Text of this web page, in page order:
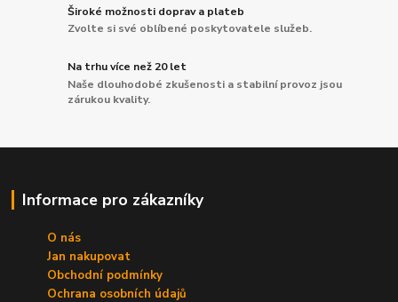
Široké možnosti doprav a plateb
Zvolte si své oblíbené poskytovatele služeb.
Na trhu více než 20 let
Naše dlouhodobé zkušenosti a stabilní provoz jsou
zárukou kvality.
Informace pro zákazníky
O nás
Jan nakupovat
Obchodní podmínky
Ochrana osobních údajů